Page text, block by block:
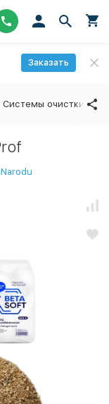
Заказать
Системы очистки воды